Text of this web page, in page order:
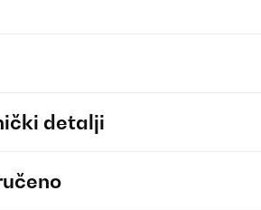
detalji